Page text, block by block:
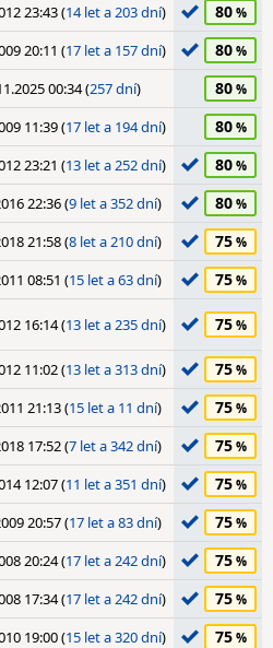
23:43 (14 let a 203 dní) 80
20:11 (17 let a 157 dní) 80
00:34 (257 dní) 80
11:39 (17 let a 194 dní) 80
23:21 (13 let a 252 dní) 80
22:36 (9 let a 352 dní) 80
21:58 (8 let a 210 dní) 75
08:51 (15 let a 63 dní) 75
16:14 (13 let a 235 dní) 75
11:02 (13 let a 313 dní) 75
21:13 (15 let a 11 dní) 75
17:52 (7 let a 342 dní) 75
12:07 (11 let a 351 dní) 75
20:57 (17 let a 83 dní) 75
20:24 (17 let a 242 dní) 75
17:34 (17 let a 242 dní) 75
19:00 (15 let a 320 dní) 75